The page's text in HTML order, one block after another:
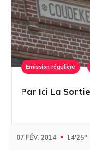
Emission régulière
Par Ici La Sortie
07 FÉV. 2014 14'25''